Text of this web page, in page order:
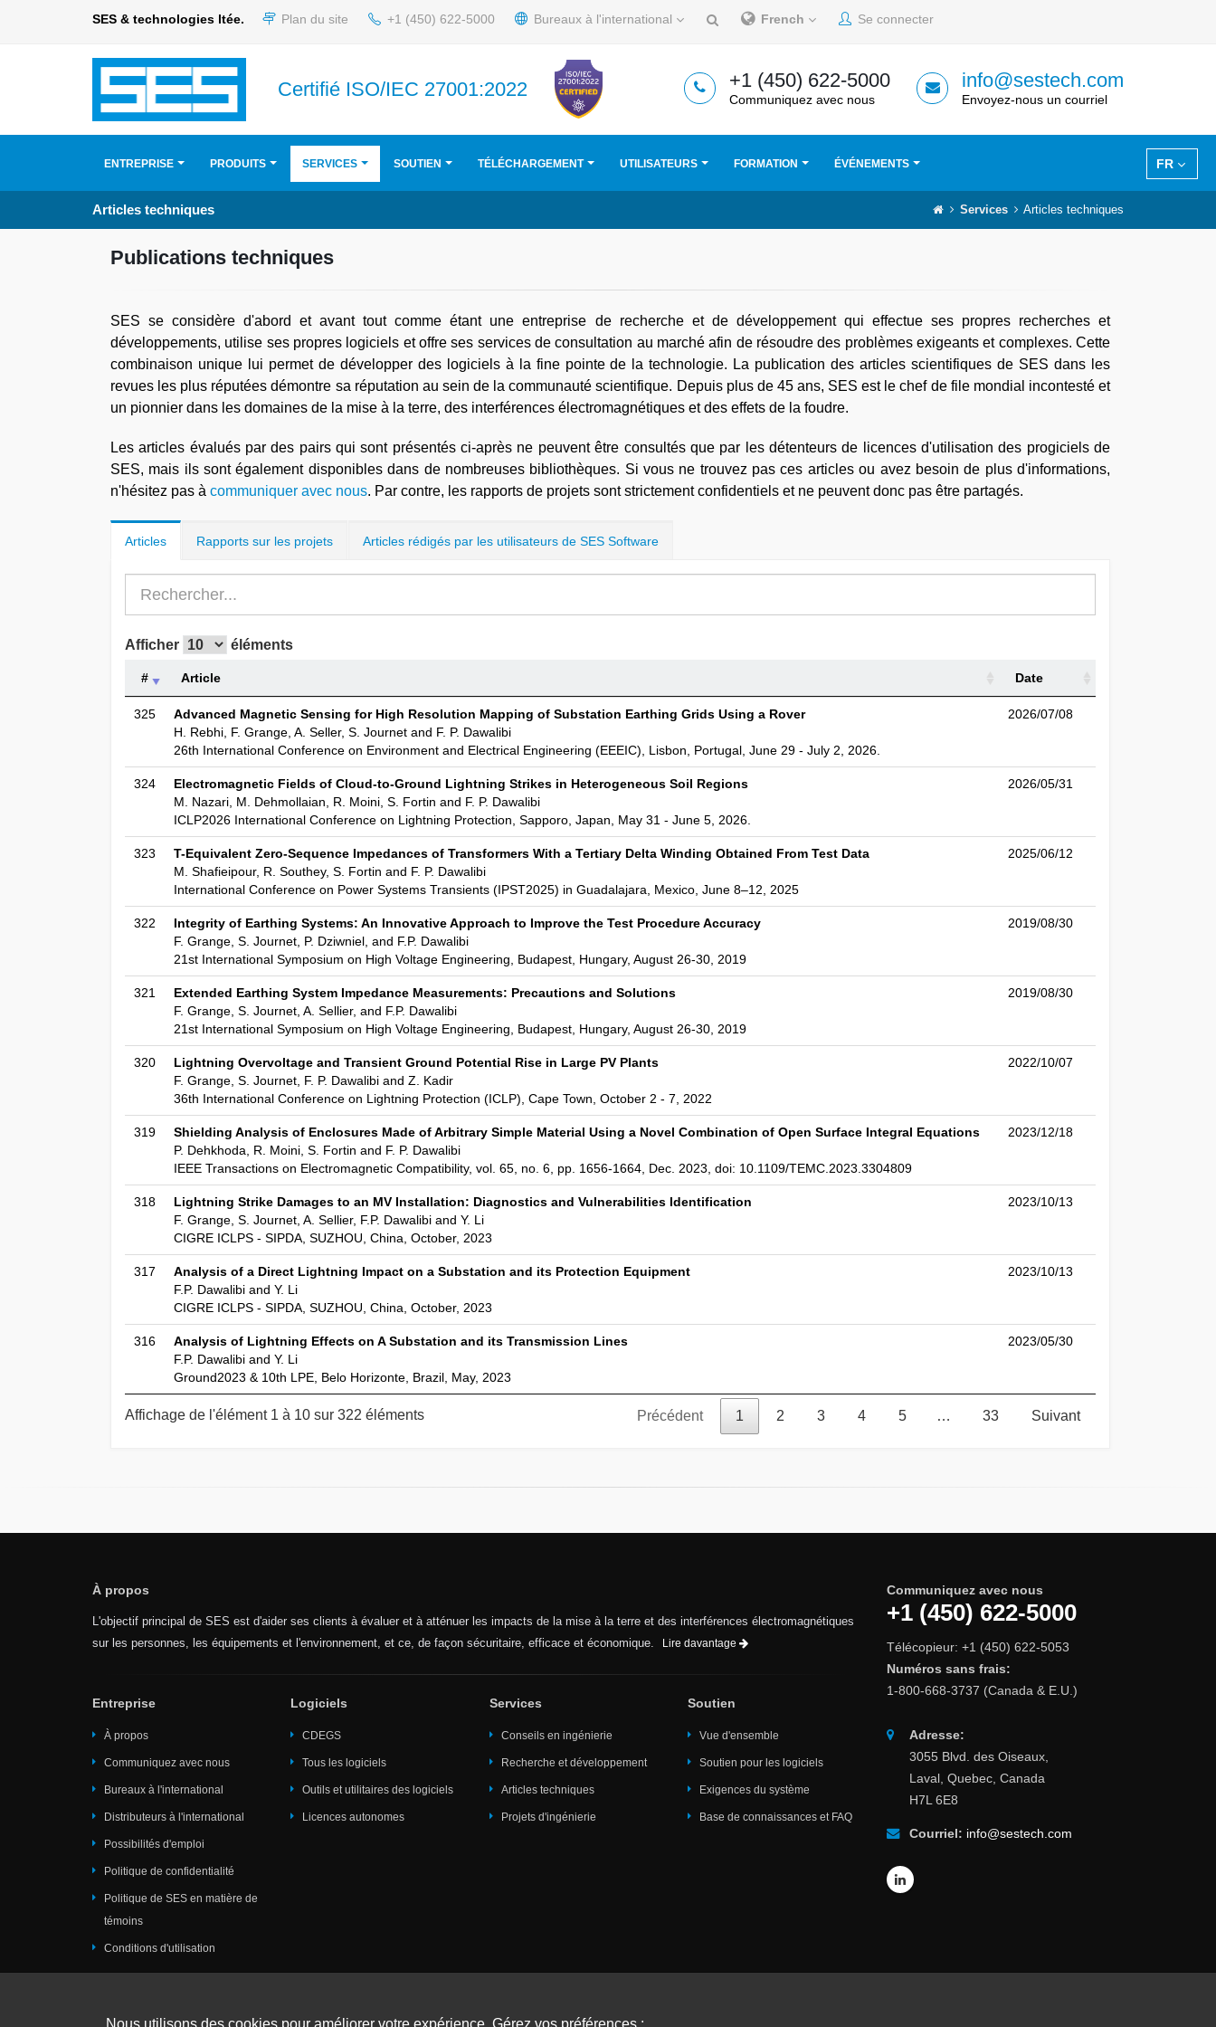
SES & technologies ltée. Plan du site +1 (450) 622-5000 Bureaux à l'international French Se connecter
Certifié ISO/IEC 27001:2022 +1 (450) 622-5000
Communiquez avec nous
info@sestech.com
Envoyez-nous un courriel
FR
ENTREPRISE PRODUITS SERVICES SOUTIEN TÉLÉCHARGEMENT UTILISATEURS FORMATION ÉVÉNEMENTS
Articles techniques Services Articles techniques
Publications techniques
SES se considère d'abord et avant tout comme étant une entreprise de recherche et de développement qui effectue ses propres recherches et
développements, utilise ses propres logiciels et offre ses services de consultation au marché afin de résoudre des problèmes exigeants et complexes. Cette
combinaison unique lui permet de développer des logiciels à la fine pointe de la technologie. La publication des articles scientifiques de SES dans les
revues les plus réputées démontre sa réputation au sein de la communauté scientifique. Depuis plus de 45 ans, SES est le chef de file mondial incontesté et
un pionnier dans les domaines de la mise à la terre, des interférences électromagnétiques et des effets de la foudre.
Les articles évalués par des pairs qui sont présentés ci-après ne peuvent être consultés que par les détenteurs de licences d'utilisation des progiciels de
SES, mais ils sont également disponibles dans de nombreuses bibliothèques. Si vous ne trouvez pas ces articles ou avez besoin de plus d'informations,
n'hésitez pas à communiquer avec nous. Par contre, les rapports de projets sont strictement confidentiels et ne peuvent donc pas être partagés.
Articles Rapports sur les projets Articles rédigés par les utilisateurs de SES Software
Afficher éléments
# Article Date
325
Advanced Magnetic Sensing for High Resolution Mapping of Substation Earthing Grids Using a Rover
H. Rebhi, F. Grange, A. Seller, S. Journet and F. P. Dawalibi
26th International Conference on Environment and Electrical Engineering (EEEIC), Lisbon, Portugal, June 29 - July 2, 2026.
2026/07/08
324
Electromagnetic Fields of Cloud-to-Ground Lightning Strikes in Heterogeneous Soil Regions
M. Nazari, M. Dehmollaian, R. Moini, S. Fortin and F. P. Dawalibi
ICLP2026 International Conference on Lightning Protection, Sapporo, Japan, May 31 - June 5, 2026.
2026/05/31
323
T-Equivalent Zero-Sequence Impedances of Transformers With a Tertiary Delta Winding Obtained From Test Data
M. Shafieipour, R. Southey, S. Fortin and F. P. Dawalibi
International Conference on Power Systems Transients (IPST2025) in Guadalajara, Mexico, June 8–12, 2025
2025/06/12
322
Integrity of Earthing Systems: An Innovative Approach to Improve the Test Procedure Accuracy
F. Grange, S. Journet, P. Dziwniel, and F.P. Dawalibi
21st International Symposium on High Voltage Engineering, Budapest, Hungary, August 26-30, 2019
2019/08/30
321
Extended Earthing System Impedance Measurements: Precautions and Solutions
F. Grange, S. Journet, A. Sellier, and F.P. Dawalibi
21st International Symposium on High Voltage Engineering, Budapest, Hungary, August 26-30, 2019
2019/08/30
320
Lightning Overvoltage and Transient Ground Potential Rise in Large PV Plants
F. Grange, S. Journet, F. P. Dawalibi and Z. Kadir
36th International Conference on Lightning Protection (ICLP), Cape Town, October 2 - 7, 2022
2022/10/07
319
Shielding Analysis of Enclosures Made of Arbitrary Simple Material Using a Novel Combination of Open Surface Integral Equations
P. Dehkhoda, R. Moini, S. Fortin and F. P. Dawalibi
IEEE Transactions on Electromagnetic Compatibility, vol. 65, no. 6, pp. 1656-1664, Dec. 2023, doi: 10.1109/TEMC.2023.3304809
2023/12/18
318
Lightning Strike Damages to an MV Installation: Diagnostics and Vulnerabilities Identification
F. Grange, S. Journet, A. Sellier, F.P. Dawalibi and Y. Li
CIGRE ICLPS - SIPDA, SUZHOU, China, October, 2023
2023/10/13
317
Analysis of a Direct Lightning Impact on a Substation and its Protection Equipment
F.P. Dawalibi and Y. Li
CIGRE ICLPS - SIPDA, SUZHOU, China, October, 2023
2023/10/13
316
Analysis of Lightning Effects on A Substation and its Transmission Lines
F.P. Dawalibi and Y. Li
Ground2023 & 10th LPE, Belo Horizonte, Brazil, May, 2023
2023/05/30
Affichage de l'élément 1 à 10 sur 322 éléments Précédent 1 2 3 4 5 … 33 Suivant
À propos
L'objectif principal de SES est d'aider ses clients à évaluer et à atténuer les impacts de la mise à la terre et des interférences électromagnétiques
sur les personnes, les équipements et l'environnement, et ce, de façon sécuritaire, efficace et économique.
Lire davantage
Entreprise
À propos
Communiquez avec nous
Bureaux à l'international
Distributeurs à l'international
Possibilités d'emploi
Politique de confidentialité
Politique de SES en matière de
témoins
Conditions d'utilisation
Logiciels
CDEGS
Tous les logiciels
Outils et utilitaires des logiciels
Licences autonomes
Services
Conseils en ingénierie
Recherche et développement
Articles techniques
Projets d'ingénierie
Soutien
Vue d'ensemble
Soutien pour les logiciels
Exigences du système
Base de connaissances et FAQ
Communiquez avec nous
+1 (450) 622-5000
Télécopieur: +1 (450) 622-5053
Numéros sans frais:
1-800-668-3737 (Canada & E.U.)
Adresse:
3055 Blvd. des Oiseaux,
Laval, Quebec, Canada
H7L 6E8
Courriel: info@sestech.com
Nous utilisons des cookies pour améliorer votre expérience. Gérez vos préférences :